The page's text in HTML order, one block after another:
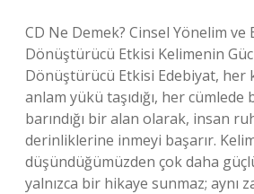
CD Ne Demek? Cinsel Yönelim ve
Dönüştürücü Etkisi Kelimenin
Dönüştürücü Etkisi Edebiyat, her
anlam yükü taşıdığı, her
barındığı bir alan olarak, insan
derinliklerine inmeyi başarır.
düşündüğümüzden çok daha
yalnızca bir hikaye sunmaz; aynı